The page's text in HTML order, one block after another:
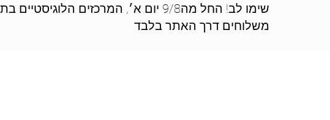
שימו לב! החל מה9/8 יום א׳,
משלוחים דרך האתר בלבד